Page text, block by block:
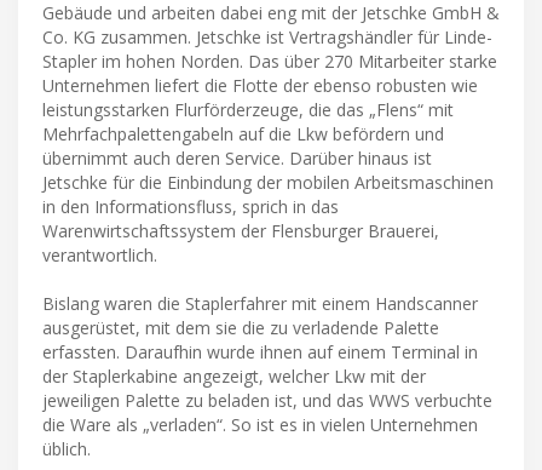
Gebäude und arbeiten dabei eng mit der Jetschke GmbH &
Co. KG zusammen. Jetschke ist Vertragshändler für Linde-
Stapler im hohen Norden. Das über 270 Mitarbeiter starke
Unternehmen liefert die Flotte der ebenso robusten wie
leistungsstarken Flurförderzeuge, die das „Flens“ mit
Mehrfachpalettengabeln auf die Lkw befördern und
übernimmt auch deren Service. Darüber hinaus ist
Jetschke für die Einbindung der mobilen Arbeitsmaschinen
in den Informationsfluss, sprich in das
Warenwirtschaftssystem der Flensburger Brauerei,
verantwortlich.
Bislang waren die Staplerfahrer mit einem Handscanner
ausgerüstet, mit dem sie die zu verladende Palette
erfassten. Daraufhin wurde ihnen auf einem Terminal in
der Staplerkabine angezeigt, welcher Lkw mit der
jeweiligen Palette zu beladen ist, und das WWS verbuchte
die Ware als „verladen“. So ist es in vielen Unternehmen
üblich.